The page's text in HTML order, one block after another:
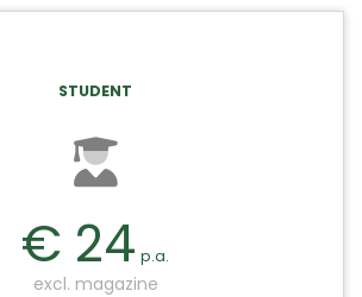
STUDENT
€ 24 p.a.
excl. magazine